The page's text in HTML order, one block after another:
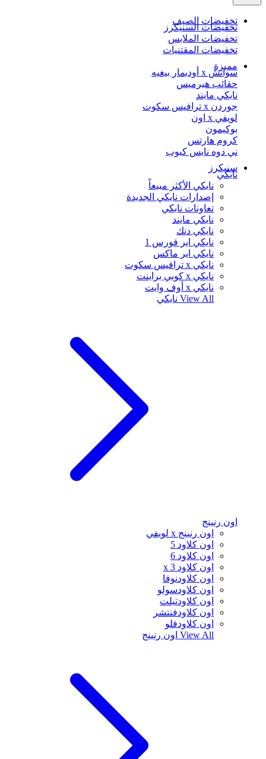
تخفيضات الصيف
تخفيضات السنيكرز
تخفيضات الملابس
تخفيضات المقتنيات
مميزة
سواتش x أوديمار بيغيه
حقائب هيرميس
نايكي مايند
جوردن x ترافيس سكوت
لويفي x اون
بوكيمون
كروم هارتس
ني دوه نايس كيوب
سنيكرز
نايكي
نايكي الأكثر مبيعاً
إصدارات نايكي الجديدة
تعاونات نايكي
نايكي مايند
نايكي دنك
نايكي اير فورس 1
نايكي اير ماكس
نايكي x ترافيس سكوت
نايكي x كوبي براينت
نايكي x أوف وايت
View All نايكي
اون رنينج
اون رنينج x لويفي
اون كلاود 5
اون كلاود 6
اون كلاود x 3
اون كلاودنوفا
اون كلاودسولو
اون كلاودتيلت
اون كلاودفنتشر
اون كلاودفلو
View All اون رنينج